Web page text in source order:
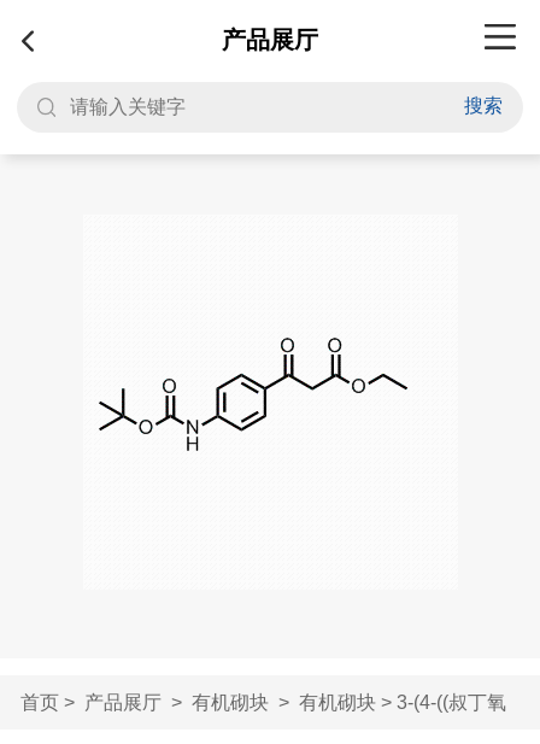
产品展厅
搜索
首页> 产品展厅> 有机砌块> 有机砌块> 3-(4-((叔丁氧